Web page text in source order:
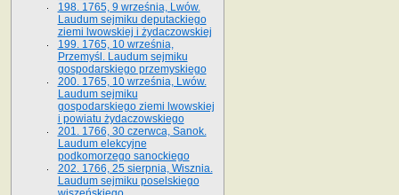
198. 1765, 9 września, Lwów.
Laudum sejmiku deputackiego
ziemi lwowskiej i żydaczowskiej
199. 1765, 10 września,
Przemyśl. Laudum sejmiku
gospodarskiego przemyskiego
200. 1765, 10 września, Lwów.
Laudum sejmiku
gospodarskiego ziemi lwowskiej
i powiatu żydaczowskiego
201. 1766, 30 czerwca, Sanok.
Laudum elekcyjne
podkomorzego sanockiego
202. 1766, 25 sierpnia, Wisznia.
Laudum sejmiku poselskiego